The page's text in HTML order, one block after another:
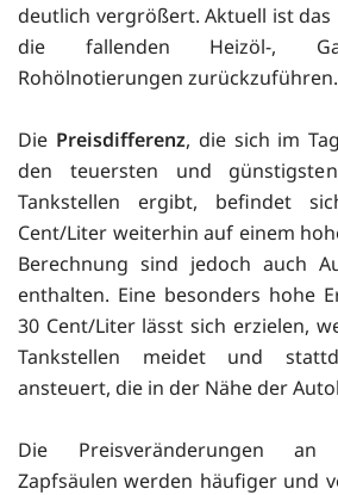
deutlich vergrößert. Aktuell ist das
die fallenden Heizöl-,
Rohölnotierungen zurückzuführen.
Die Preisdifferenz, die sich im
den teuersten und
Tankstellen ergibt, befindet
Cent/Liter weiterhin auf einem
Berechnung sind jedoch auch
enthalten. Eine besonders hohe
30 Cent/Liter lässt sich erzielen,
Tankstellen meidet und
ansteuert, die in der Nähe der
Die Preisveränderungen an
Zapfsäulen werden häufiger und